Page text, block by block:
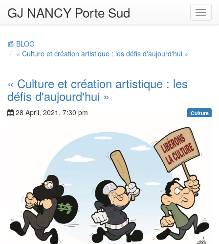
GJ NANCY Porte Sud
📰 BLOG
« Culture et création artistique : les défis d'aujourd'hui »
« Culture et création artistique : les
défis d'aujourd'hui »
28 April, 2021, 7:30 pm Culture